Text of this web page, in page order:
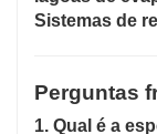
Sistemas de
Perguntas
1. Qual é a